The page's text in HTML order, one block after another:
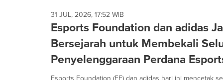
31 JUL, 2026, 17:52 WIB
Esports Foundation dan adidas
Bersejarah untuk Membekali
Penyelenggaraan Perdana
Esports Foundation (EF) dan adidas hari ini mencetak